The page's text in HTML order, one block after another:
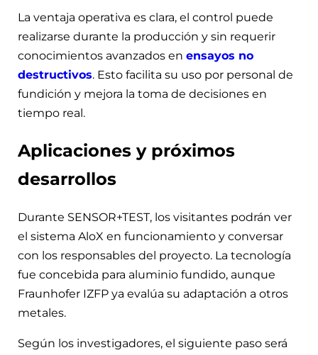
La ventaja operativa es clara, el control puede
realizarse durante la producción y sin requerir
conocimientos avanzados en ensayos no
destructivos. Esto facilita su uso por personal de
fundición y mejora la toma de decisiones en
tiempo real.
Aplicaciones y próximos
desarrollos
Durante SENSOR+TEST, los visitantes podrán ver
el sistema AloX en funcionamiento y conversar
con los responsables del proyecto. La tecnología
fue concebida para aluminio fundido, aunque
Fraunhofer IZFP ya evalúa su adaptación a otros
metales.
Según los investigadores, el siguiente paso será